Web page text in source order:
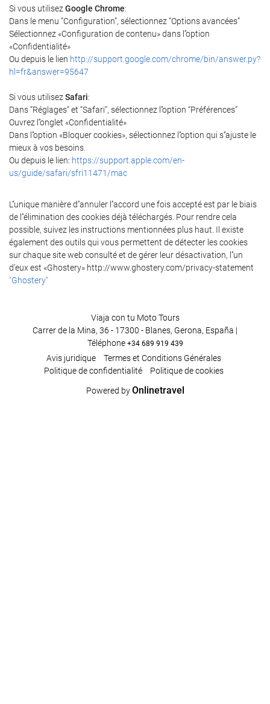
Si vous utilisez Google Chrome:
Dans le menu “Configuration”, sélectionnez “Options avancées”
Sélectionnez «Configuration de contenu» dans l'’option
«Confidentialité»
Ou depuis le lien http://support.google.com/chrome/bin/answer.py?
hl=fr&answer=95647
Si vous utilisez Safari:
Dans “Réglages” et “Safari”, sélectionnez l'’option “Préférences”
Ouvrez l'’onglet «Confidentialité»
Dans l'’option «Bloquer cookies», sélectionnez l'’option qui s'’ajuste le
mieux à vos besoins.
Ou depuis le lien: https://support.apple.com/en-
us/guide/safari/sfri11471/mac
L'’unique manière d’'annuler l’'accord une fois accepté est par le biais
de l’'élimination des cookies déjà téléchargés. Pour rendre cela
possible, suivez les instructions mentionnées plus haut. Il existe
également des outils qui vous permettent de détecter les cookies
sur chaque site web consulté et de gérer leur désactivation, l'’un
d’eux est «Ghostery» http://www.ghostery.com/privacy-statement
"Ghostery"
Viaja con tu Moto Tours
Carrer de la Mina, 36 - 17300 - Blanes, Gerona, España |
Téléphone +34 689 919 439
Avis juridique
Termes et Conditions Générales
Politique de confidentialité
Politique de cookies
Powered byOnlinetravel